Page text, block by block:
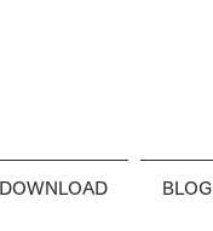
DOWNLOAD BLOG